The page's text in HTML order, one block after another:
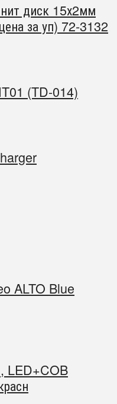
диск 15х2мм
за уп) 72-3132
(TD-014)
ALTO Blue
LED+COB